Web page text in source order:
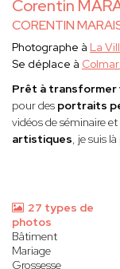
Corentin
CORENTIN
Photographe à La
Se déplace à
Prêt à transformer
pour des portraits
vidéos de séminaire
artistiques, je suis
27 types de
photos
Bâtiment
Mariage
Grossesse